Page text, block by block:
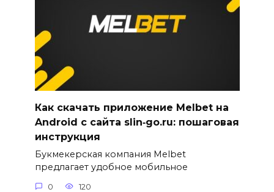
Как скачать приложение Melbet на
Android с сайта slin‑go.ru: пошаговая
инструкция
Букмекерская компания Melbet
предлагает удобное мобильное
0 120